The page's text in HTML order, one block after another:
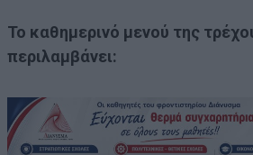
Το καθημερινό μενού της
περιλαμβάνει: